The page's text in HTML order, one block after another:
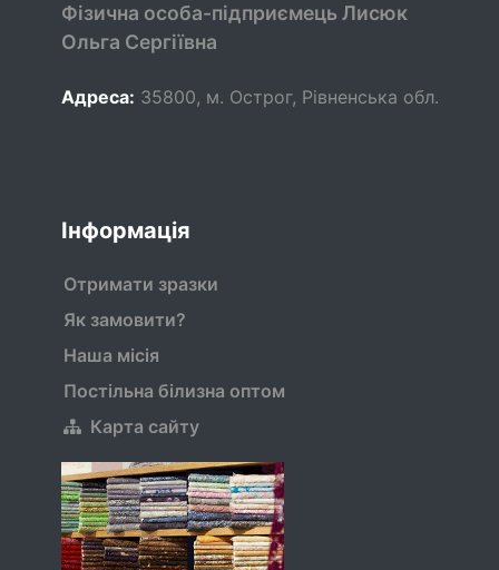
Фізична особа-підприємець Лисюк
Ольга Сергіївна
Адреса: 35800, м. Острог, Рівненська обл.
Інформація
Отримати зразки
Як замовити?
Наша місія
Постільна білизна оптом
Карта сайту